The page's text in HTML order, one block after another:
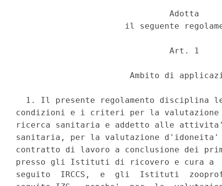
                               Adotta
il seguente
                               Art. 1
Ambito di
1. Il presente regolamento disciplina
condizioni e i criteri per la valutazione
ricerca sanitaria e addetto alle
sanitaria, per la valutazione d'idoneita'
contratto di lavoro a conclusione dei
presso gli Istituti di ricovero e cura
seguito  IRCCS,  e  gli  Istituti